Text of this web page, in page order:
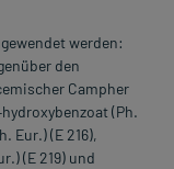
werden:
den
Campher
(Ph.
Eur.) (E 216),
(E 219) und